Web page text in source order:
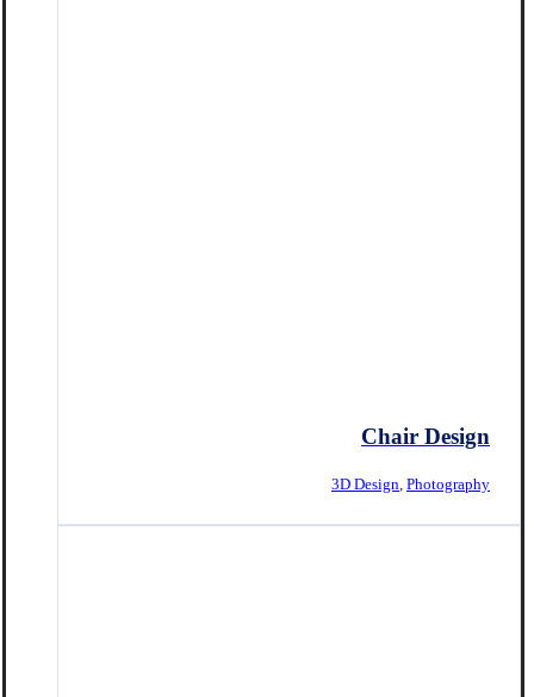
Chair Design
3D Design, Photography